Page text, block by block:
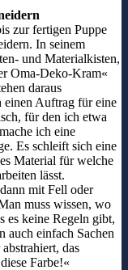
zur fertigen Puppe
In seinem
und Materialkisten,
Oma-Deko-Kram«
daraus
einen Auftrag für eine
für den ich etwa
ich eine
Es schleift sich eine
Material für welche
lässt.
mit Fell oder
muss wissen, wo
es keine Regeln gibt,
auch einfach Sachen
das
Farbe!«